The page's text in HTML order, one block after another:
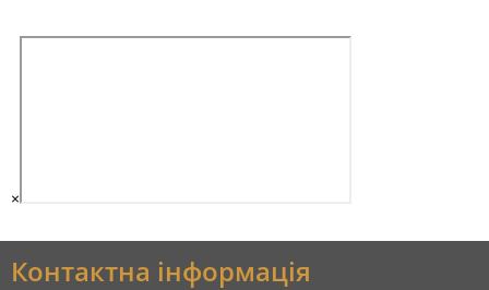
×
Контактна інформація